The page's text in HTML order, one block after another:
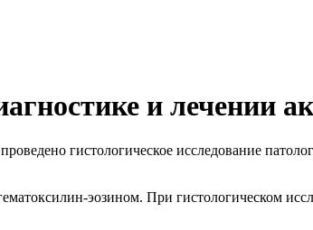
и лечении
гистологическое исследование
эозином. При гистологическом